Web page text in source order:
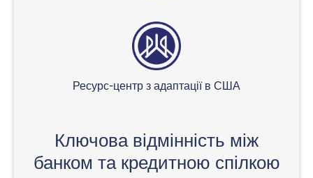
Ресурс-центр з адаптації в США
Ключова відмінність між
банком та кредитною спілкою